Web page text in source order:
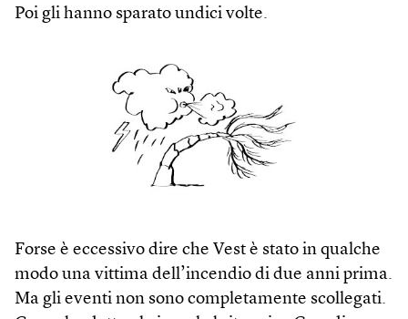
Poi gli hanno sparato undici volte.
Forse è eccessivo dire che Vest è stato in qualche
modo una vittima dell’incendio di due anni prima.
Ma gli eventi non sono completamente scollegati.